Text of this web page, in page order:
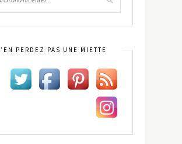
PERDEZ PAS UNE MIETTE